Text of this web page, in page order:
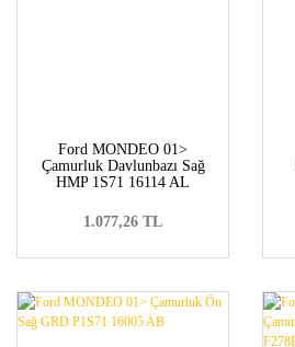
Ford MONDEO 01>
Çamurluk Davlunbazı Sağ
HMP 1S71 16114 AL
1.077,26 TL